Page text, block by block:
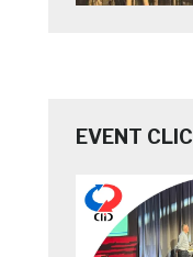
EVENT CLIC